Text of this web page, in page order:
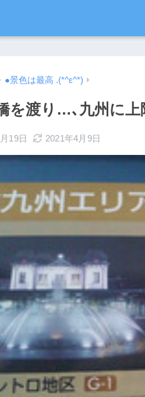
●景色は最高 .(*^ε^*)
を渡り…､九州に
19日 2021年4月9日